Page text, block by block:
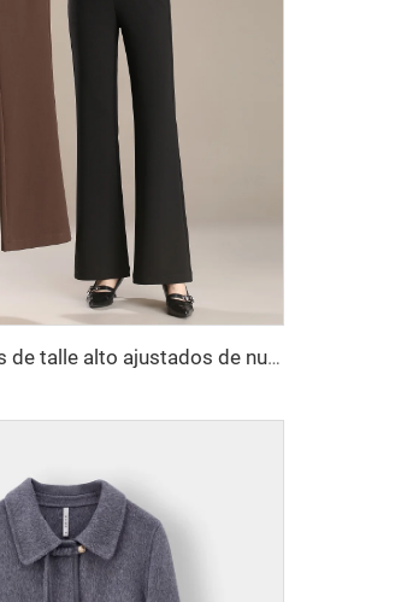
pantalones rectos de talle alto ajustados de nueva colección verano 2025 para mujer, pantalones informales acampanados de punto